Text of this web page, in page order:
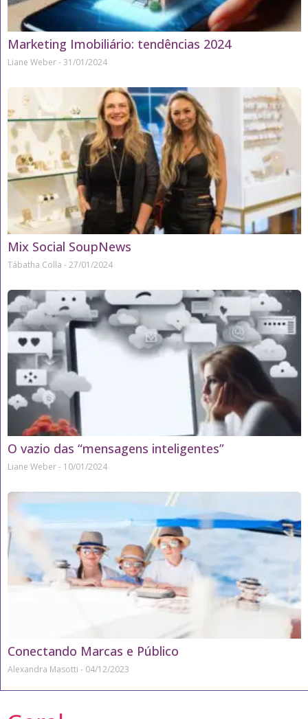
Marketing Imobiliário: tendências 2024
Liane Weber 31/01/2024
Mix Social SoupNews
Tábatha Colla 27/01/2024
O vazio das “mensagens inteligentes”
Liane Weber 10/01/2024
Conectando Marcas e Público
Alexandra Masotti 04/12/2023